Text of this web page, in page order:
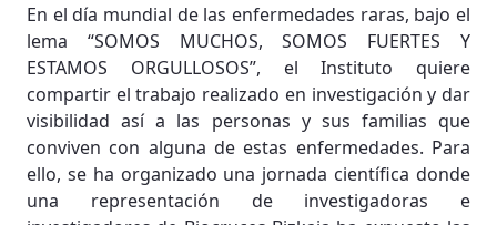
En el día mundial de las enfermedades raras, bajo el
lema “SOMOS MUCHOS, SOMOS FUERTES Y
ESTAMOS ORGULLOSOS”, el Instituto quiere
compartir el trabajo realizado en investigación y dar
visibilidad así a las personas y sus familias que
conviven con alguna de estas enfermedades. Para
ello, se ha organizado una jornada científica donde
una representación de investigadoras e